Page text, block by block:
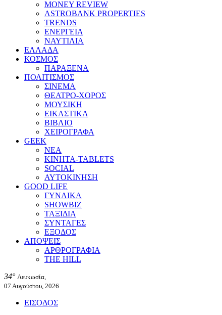
MONEY REVIEW
ASTROBANK PROPERTIES
TRENDS
ΕΝΕΡΓΕΙΑ
ΝΑΥΤΙΛΙΑ
ΕΛΛΑΔΑ
ΚΟΣΜΟΣ
ΠΑΡΑΞΕΝΑ
ΠΟΛΙΤΙΣΜΟΣ
ΣΙΝΕΜΑ
ΘΕΑΤΡΟ-ΧΟΡΟΣ
ΜΟΥΣΙΚΗ
ΕΙΚΑΣΤΙΚΑ
ΒΙΒΛΙΟ
ΧΕΙΡΟΓΡΑΦΑ
GEEK
ΝΕΑ
ΚΙΝΗΤΑ-TABLETS
SOCIAL
ΑΥΤΟΚΙΝΗΣΗ
GOOD LIFE
ΓΥΝΑΙΚΑ
SHOWBIZ
ΤΑΞΙΔΙΑ
ΣΥΝΤΑΓΕΣ
ΕΞΟΔΟΣ
ΑΠΟΨΕΙΣ
ΑΡΘΡΟΓΡΑΦΙΑ
THE HILL
34° Λευκωσία,
07 Αυγούστου, 2026
ΕΙΣΟΔΟΣ